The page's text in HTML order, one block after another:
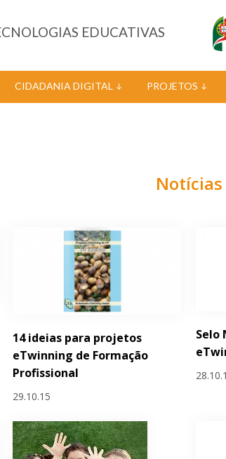
EDUCATIVAS
CIDADANIA DIGITAL PROJETOS
Notícias
14 ideias para projetos
eTwinning de Formação
Profissional
29.10.15
Selo